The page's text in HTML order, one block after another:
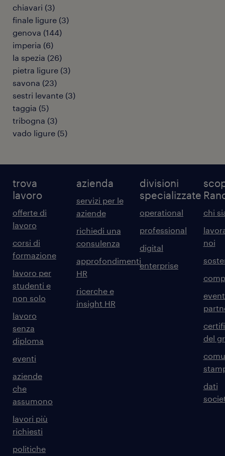
chiavari (3)
finale ligure (3)
genova (144)
imperia (6)
la spezia (26)
pietra ligure (3)
savona (23)
sestri levante (3)
taggia (5)
tribogna (3)
vado ligure (5)
trova
lavoro
offerte di
lavoro
corsi di
formazione
lavoro per
studenti e
non solo
lavoro
senza
diploma
eventi
aziende
che
assumono
lavori più
richiesti
politiche
azienda
servizi per le
aziende
richiedi una
consulenza
approfondimenti
HR
ricerche e
insight HR
divisioni
specializzate
operational
professional
digital
enterprise
chi
noi
del
dati